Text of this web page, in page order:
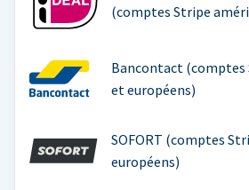
(comptes Stripe
Bancontact (comptes
et européens)
SOFORT (comptes
européens)